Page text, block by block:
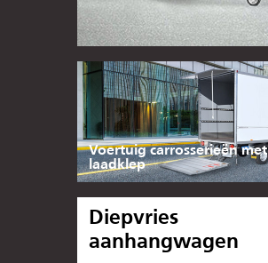
Voertuig carrosserieën met
laadklep
Diepvries
aanhangwagen